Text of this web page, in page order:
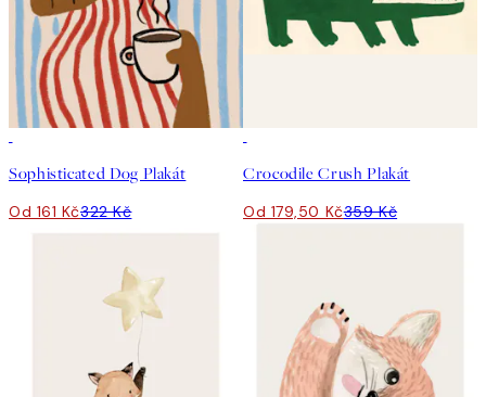
Sophisticated Dog Plakát
Od 161 Kč322 Kč
Crocodile Crush Plakát
Od 179,50 Kč359 Kč